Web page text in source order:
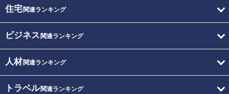
住宅関連ランキング
ビジネス 関連ランキング
人材関連ランキング
トラベル関連ランキング